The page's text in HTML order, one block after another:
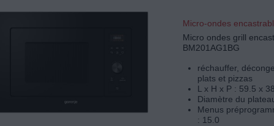
Micro-ondes
Micro ondes grill
BM201AG1BG
réchauffer,
plats et pizzas
L x H x P : 59.5 x
Diamètre du
Menus
: 15.0